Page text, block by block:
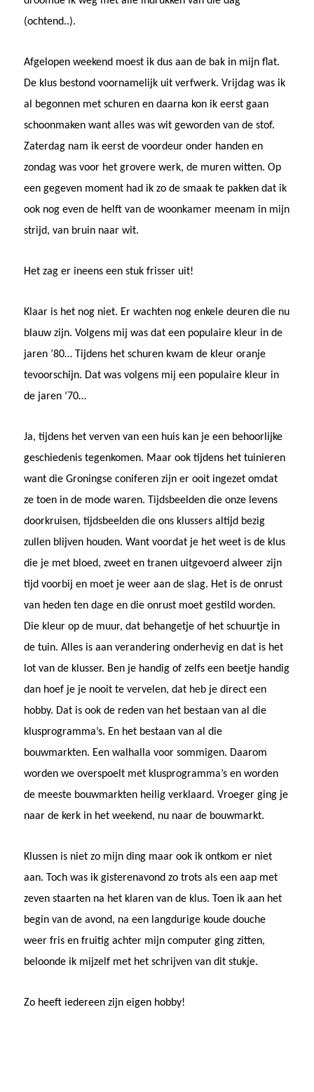
(ochtend..).
Afgelopen weekend moest ik dus aan de bak in mijn flat.
De klus bestond voornamelijk uit verfwerk. Vrijdag was ik
al begonnen met schuren en daarna kon ik eerst gaan
schoonmaken want alles was wit geworden van de stof.
Zaterdag nam ik eerst de voordeur onder handen en
zondag was voor het grovere werk, de muren witten. Op
een gegeven moment had ik zo de smaak te pakken dat ik
ook nog even de helft van de woonkamer meenam in mijn
strijd, van bruin naar wit.
Het zag er ineens een stuk frisser uit!
Klaar is het nog niet. Er wachten nog enkele deuren die nu
blauw zijn. Volgens mij was dat een populaire kleur in de
jaren ’80… Tijdens het schuren kwam de kleur oranje
tevoorschijn. Dat was volgens mij een populaire kleur in
de jaren ’70…
Ja, tijdens het verven van een huis kan je een behoorlijke
geschiedenis tegenkomen. Maar ook tijdens het tuinieren
want die Groningse coniferen zijn er ooit ingezet omdat
ze toen in de mode waren. Tijdsbeelden die onze levens
doorkruisen, tijdsbeelden die ons klussers altijd bezig
zullen blijven houden. Want voordat je het weet is de klus
die je met bloed, zweet en tranen uitgevoerd alweer zijn
tijd voorbij en moet je weer aan de slag. Het is de onrust
van heden ten dage en die onrust moet gestild worden.
Die kleur op de muur, dat behangetje of het schuurtje in
de tuin. Alles is aan verandering onderhevig en dat is het
lot van de klusser. Ben je handig of zelfs een beetje handig
dan hoef je je nooit te vervelen, dat heb je direct een
hobby. Dat is ook de reden van het bestaan van al die
klusprogramma’s. En het bestaan van al die
bouwmarkten. Een walhalla voor sommigen. Daarom
worden we overspoelt met klusprogramma’s en worden
de meeste bouwmarkten heilig verklaard. Vroeger ging je
naar de kerk in het weekend, nu naar de bouwmarkt.
Klussen is niet zo mijn ding maar ook ik ontkom er niet
aan. Toch was ik gisterenavond zo trots als een aap met
zeven staarten na het klaren van de klus. Toen ik aan het
begin van de avond, na een langdurige koude douche
weer fris en fruitig achter mijn computer ging zitten,
beloonde ik mijzelf met het schrijven van dit stukje.
Zo heeft iedereen zijn eigen hobby!